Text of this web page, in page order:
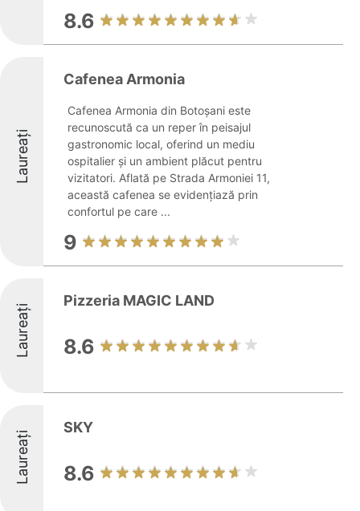
8.6
Laureați
Cafenea Armonia
Cafenea Armonia din Botoșani este
recunoscută ca un reper în peisajul
gastronomic local, oferind un mediu
ospitalier și un ambient plăcut pentru
vizitatori. Aflată pe Strada Armoniei 11,
această cafenea se evidențiază prin
confortul pe care ...
9
Laureați
Pizzeria MAGIC LAND
8.6
Laureați
SKY
8.6